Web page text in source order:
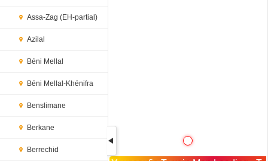
Assa-Zag (EH-partial)
Azilal
Béni Mellal
Béni Mellal-Khénifra
Benslimane
Berkane
Berrechid